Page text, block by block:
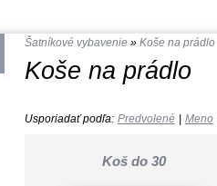
Koše na prádlo
Šatníkové vybavenie» Koše na prádlo
Usporiadať podľa: Predvolené Meno
Koš do 30